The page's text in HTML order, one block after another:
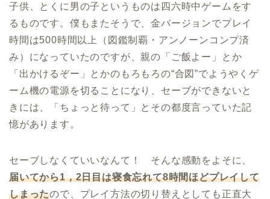
子供、とくに男の子というものは四六時中ゲームをす
るものです。僕もまたそうで、金バージョンでプレイ
時間は500時間以上（図鑑制覇・アンノーンコンプ済
み）になっていたのですが、親の「ご飯よー」とか
「出かけるぞー」とかのもろもろの“合図”でようやくゲ
ーム機の電源を切ることになり、セーブができないと
きには、「ちょっと待って」とその都度言っていた記
憶があります。
セーブしなくていいなんて！ そんな感動をよそに、
届いてから1，2日目は寝食忘れて8時間ほどプレイして
しまったので、プレイ方法の切り替えとしても正直大